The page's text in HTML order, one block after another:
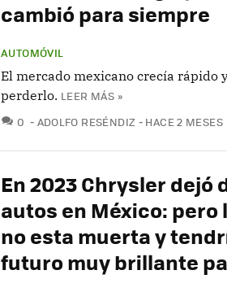
cambió para siempre
AUTOMÓVIL
El mercado mexicano crecía rápido
perderlo. LEER MÁS »
0 COMENTARIOS
ADOLFO RESÉNDIZ HACE 2 MESES
En 2023 Chrysler dejó
autos en México: pero
no esta muerta y
futuro muy brillante